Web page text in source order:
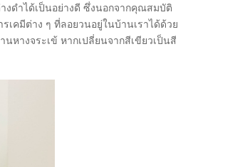
งดำได้เป็นอย่างดี ซึ่งนอกจากคุณสมบัติ
เคมีต่าง ๆ ที่ลอยวนอยู่ในบ้านเราได้ด้วย
หางจระเข้ หากเปลี่ยนจากสีเขียวเป็นสี